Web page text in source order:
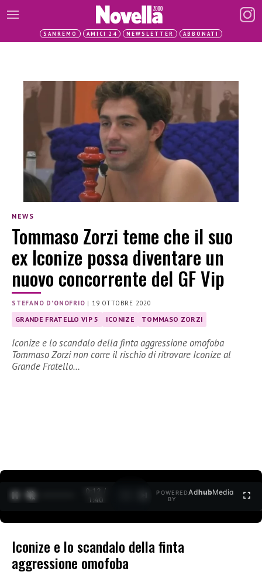
SANREMO AMICI 24 NEWSLETTER ABBONATI
NEWS
Tommaso Zorzi teme che il suo
ex Iconize possa diventare un
nuovo concorrente del GF Vip
STEFANO D'ONOFRIO | 19 OTTOBRE 2020
GRANDE FRATELLO VIP 5 ICONIZE TOMMASO ZORZI
Iconize e lo scandalo della finta aggressione omofoba
Tommaso Zorzi non corre il rischio di ritrovare Iconize al
Grande Fratello…
0:12 /
1:40
POWERED
BY
AdhubMedia
Iconize e lo scandalo della finta
aggressione omofoba